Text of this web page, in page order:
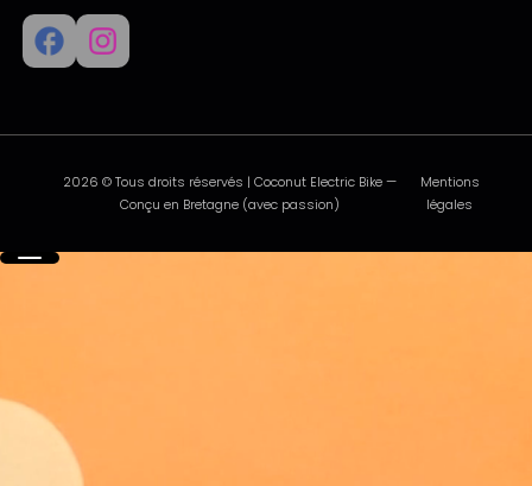
2026 © Tous droits réservés | Coconut Electric Bike —
Conçu en Bretagne (avec passion)
Mentions
légales